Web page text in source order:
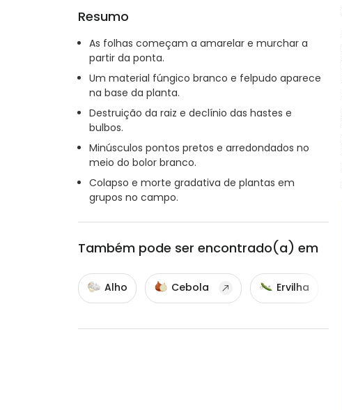
Resumo
As folhas começam a amarelar e murchar a
partir da ponta.
Um material fúngico branco e felpudo aparece
na base da planta.
Destruição da raiz e declínio das hastes e
bulbos.
Minúsculos pontos pretos e arredondados no
meio do bolor branco.
Colapso e morte gradativa de plantas em
grupos no campo.
Também pode ser encontrado(a) em
Alho Cebola Ervilha